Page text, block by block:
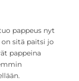
pappeus nyt
sitä paitsi jo
pappeina